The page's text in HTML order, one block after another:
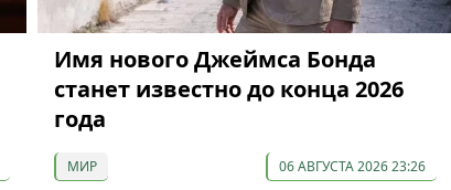
Имя нового Джеймса Бонда
станет известно до конца 2026
года
МИР 06 АВГУСТА 2026 23:26